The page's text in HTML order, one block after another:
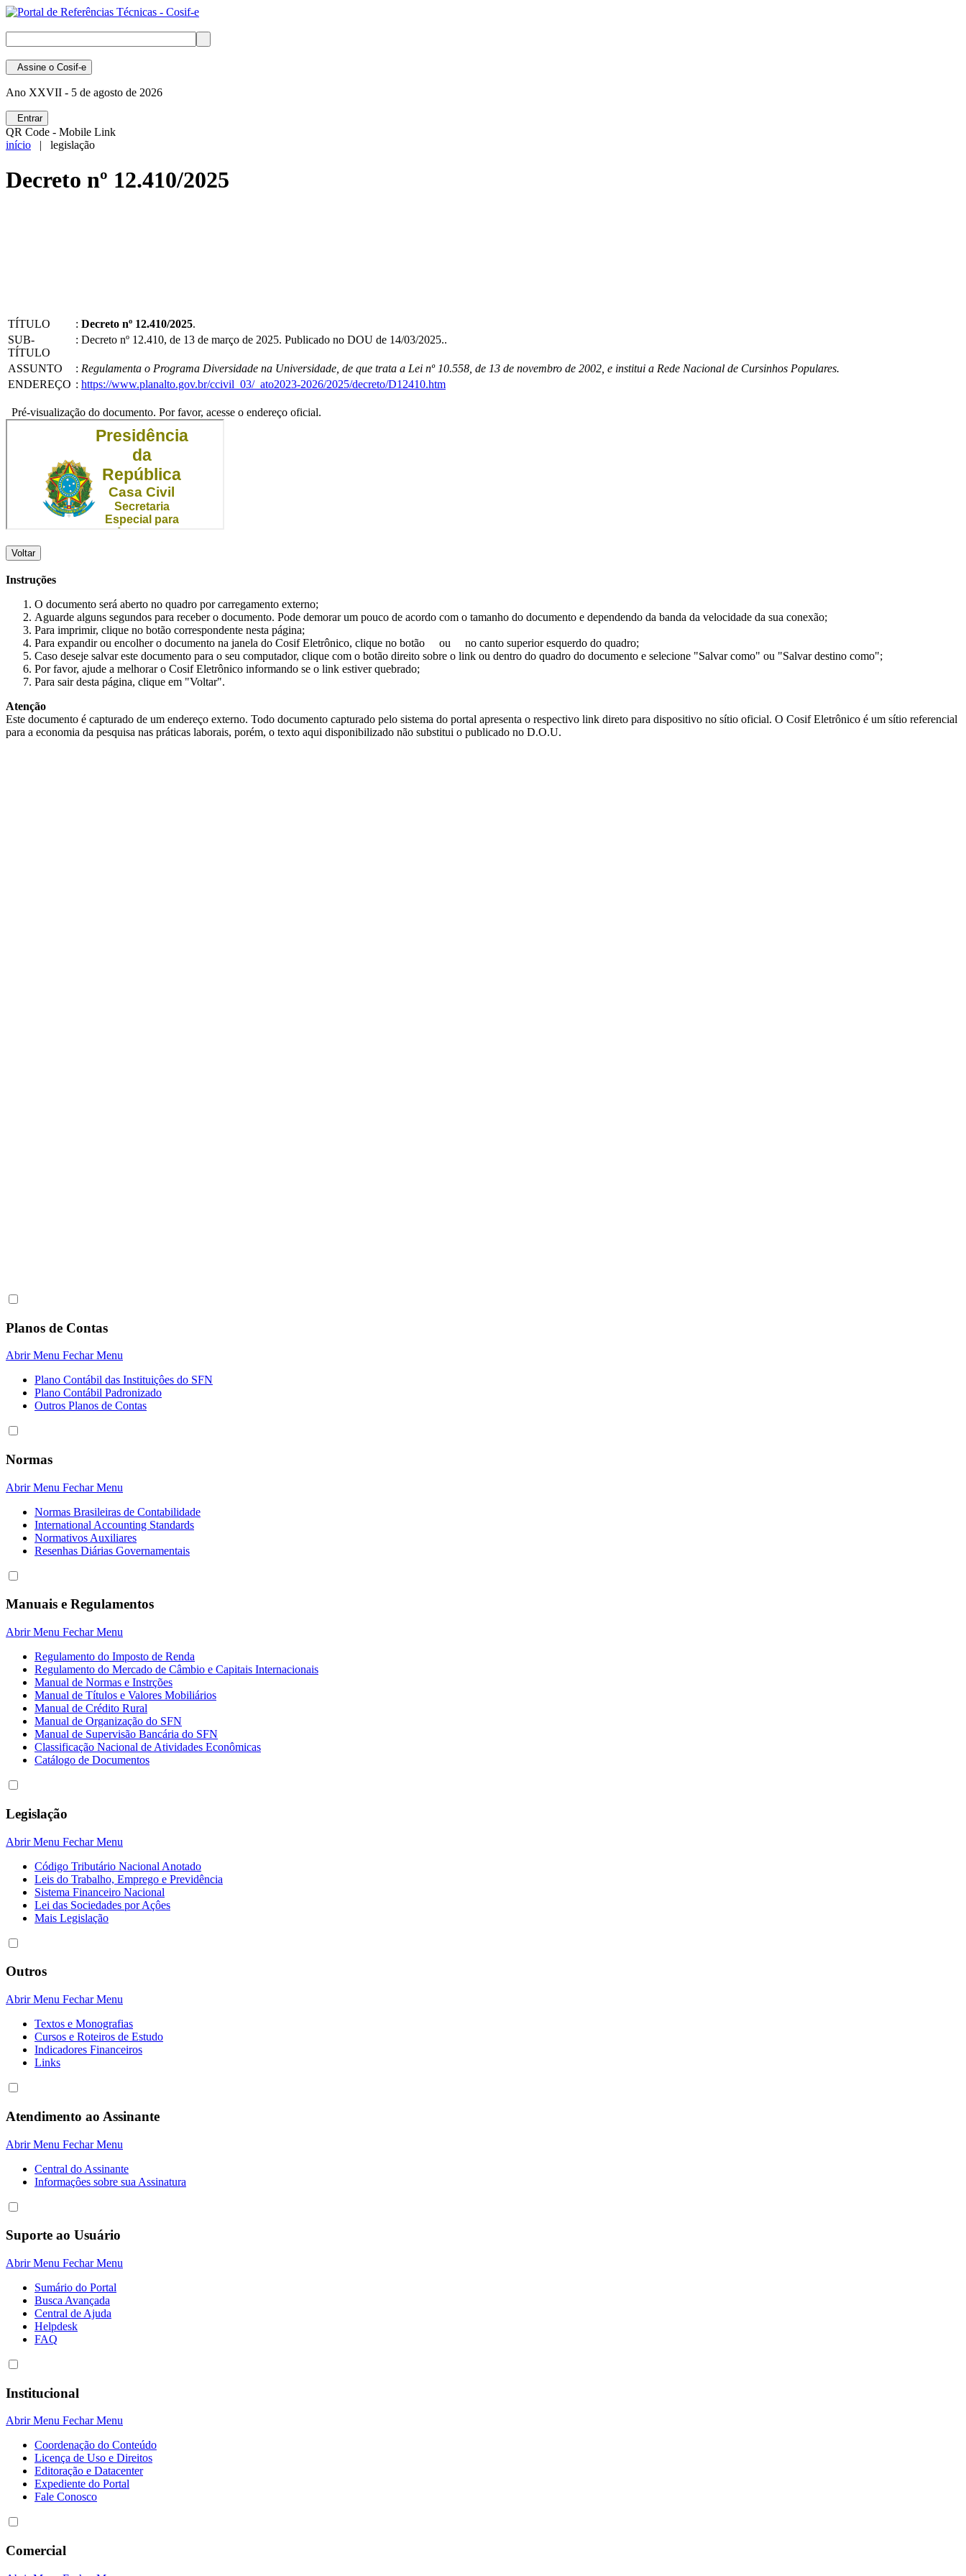
Assine o Cosif-e
Ano XXVII - 5 de agosto de 2026
Entrar
QR Code - Mobile Link
início | legislação
Decreto nº 12.410/2025
TÍTULO : Decreto nº 12.410/2025.
SUB-
TÍTULO
: Decreto nº 12.410, de 13 de março de 2025. Publicado no DOU de 14/03/2025..
ASSUNTO : Regulamenta o Programa Diversidade na Universidade, de que trata a Lei nº 10.558, de 13 de novembro de 2002, e institui a Rede Nacional de Cursinhos Populares.
ENDEREÇO : https://www.planalto.gov.br/ccivil_03/_ato2023-2026/2025/decreto/D12410.htm
Pré-visualização do documento. Por favor, acesse o endereço oficial.
Voltar
Instruções
O documento será aberto no quadro por carregamento externo;
Aguarde alguns segundos para receber o documento. Pode demorar um pouco de acordo com o tamanho do documento e dependendo da banda da velocidade da sua conexão;
Para imprimir, clique no botão correspondente nesta página;
Para expandir ou encolher o documento na janela do Cosif Eletrônico, clique no botão
ou
no canto superior esquerdo do quadro;
Caso deseje salvar este documento para o seu computador, clique com o botão direito sobre o link ou dentro do quadro do documento e selecione "Salvar como" ou "Salvar destino como";
Por favor, ajude a melhorar o Cosif Eletrônico informando se o link estiver quebrado;
Para sair desta página, clique em "Voltar".
Atenção
Este documento é capturado de um endereço externo. Todo documento capturado pelo sistema do portal apresenta o respectivo link direto para dispositivo no sítio oficial. O Cosif Eletrônico é um sítio referencial
para a economia da pesquisa nas práticas laborais, porém, o texto aqui disponibilizado não substitui o publicado no D.O.U.
Planos de Contas
Abrir Menu Fechar Menu
Plano Contábil das Instituiçôes do SFN
Plano Contábil Padronizado
Outros Planos de Contas
Normas
Abrir Menu Fechar Menu
Normas Brasileiras de Contabilidade
International Accounting Standards
Normativos Auxiliares
Resenhas Diárias Governamentais
Manuais e Regulamentos
Abrir Menu Fechar Menu
Regulamento do Imposto de Renda
Regulamento do Mercado de Câmbio e Capitais Internacionais
Manual de Normas e Instrções
Manual de Títulos e Valores Mobiliários
Manual de Crédito Rural
Manual de Organização do SFN
Manual de Supervisão Bancária do SFN
Classificação Nacional de Atividades Econômicas
Catálogo de Documentos
Legislação
Abrir Menu Fechar Menu
Código Tributário Nacional Anotado
Leis do Trabalho, Emprego e Previdência
Sistema Financeiro Nacional
Lei das Sociedades por Açôes
Mais Legislação
Outros
Abrir Menu Fechar Menu
Textos e Monografias
Cursos e Roteiros de Estudo
Indicadores Financeiros
Links
Atendimento ao Assinante
Abrir Menu Fechar Menu
Central do Assinante
Informaçôes sobre sua Assinatura
Suporte ao Usuário
Abrir Menu Fechar Menu
Sumário do Portal
Busca Avançada
Central de Ajuda
Helpdesk
FAQ
Institucional
Abrir Menu Fechar Menu
Coordenação do Conteúdo
Licença de Uso e Direitos
Editoração e Datacenter
Expediente do Portal
Fale Conosco
Comercial